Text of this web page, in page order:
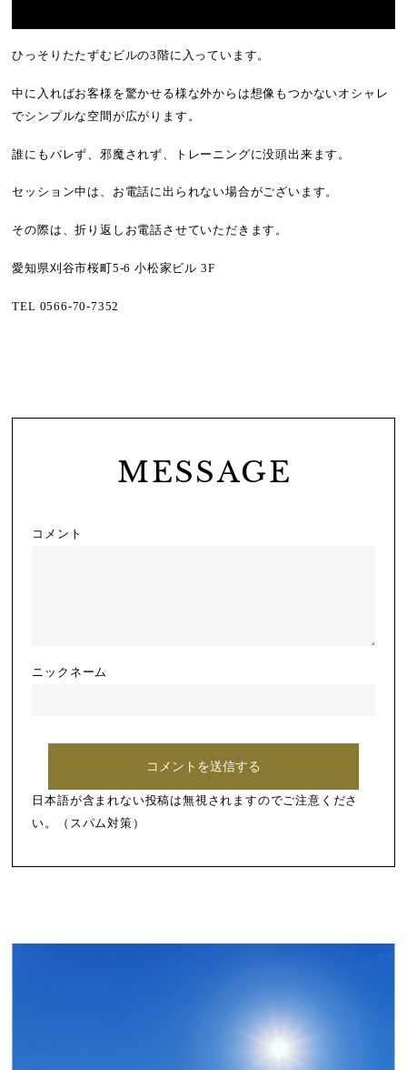
ひっそりたたずむビルの3 階に入っています。
中に入ればお客様を驚かせる様な外からは想像もつかないオシャレ
でシンプルな空間が広がります。
誰にもバレず、邪魔されず、トレーニングに没頭出来ます。
セッション中は、お電話に出られない場合がございます。
その際は、折り返しお電話させていただきます。
愛知県刈谷市桜町 5-6小松家ビル 3F
TEL 0566-70-7352
MESSAGE
コメント
ニックネーム
日本語が含まれない投稿は無視されますのでご注意くださ
い。（スパム対策）